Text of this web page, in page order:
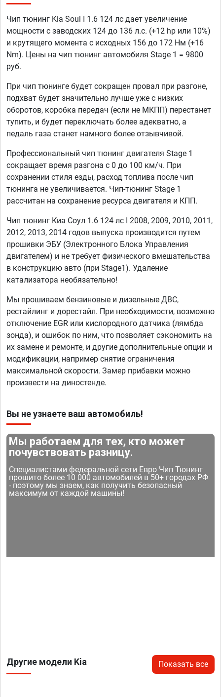
Чип тюнинг Kia Soul I 1.6 124 лс дает увеличение
мощности с заводских 124 до 136 л.с. (+12 hp или 10%)
и крутящего момента с исходных 156 до 172 Нм (+16
Nm). Цены на чип тюнинг автомобиля Stage 1 = 9800
руб.
При чип тюнинге будет сокращен провал при разгоне,
подхват будет значительно лучше уже с низких
оборотов, коробка передач (если не МКПП) перестанет
тупить, и будет переключать более адекватно, а
педаль газа станет намного более отзывчивой.
Профессиональный чип тюнинг двигателя Stage 1
сокращает время разгона с 0 до 100 км/ч. При
сохранении стиля езды, расход топлива после чип
тюнинга не увеличивается. Чип-тюнинг Stage 1
рассчитан на сохранение ресурса двигателя и КПП.
Чип тюнинг Киа Соул 1.6 124 лс I 2008, 2009, 2010, 2011,
2012, 2013, 2014 годов выпуска производится путем
прошивки ЭБУ (Электронного Блока Управления
двигателем) и не требует физического вмешательства
в конструкцию авто (при Stage1). Удаление
катализатора необязательно!
Мы прошиваем бензиновые и дизельные ДВС,
рестайлинг и дорестайл. При необходимости, возможно
отключение EGR или кислородного датчика (лямбда
зонда), и ошибок по ним, что позволяет сэкономить на
их замене и ремонте, и другие дополнительные опции и
модификации, например снятие ограничения
максимальной скорости. Замер прибавки можно
произвести на диностенде.
Вы не узнаете ваш автомобиль!
Мы работаем для тех, кто может
почувствовать разницу.
Специалистами федеральной сети Евро Чип Тюнинг
прошито более 10 000 автомобилей в 50+ городах РФ
- поэтому мы знаем, как получить безопасный
максимум от каждой машины!
Другие модели Kia Показать все